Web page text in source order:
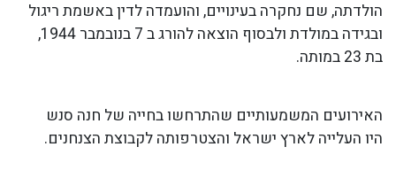
הולדתה, שם נחקרה בעינויים, והועמדה לדין באשמת ריגול
ובגידה במולדת ולבסוף הוצאה להורג ב 7 בנובמבר 1944,
בת 23 במותה.
האירועים המשמעותיים שהתרחשו בחייה של חנה סנש
היו העלייה לארץ ישראל והצטרפותה לקבוצת הצנחנים.